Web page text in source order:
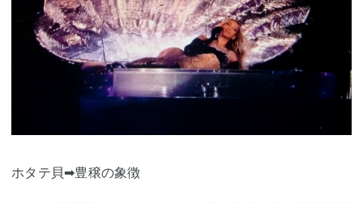
ホタテ貝➡豊穣の象徴